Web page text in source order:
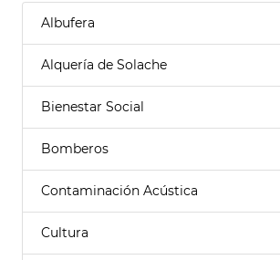
Albufera
Alquería de Solache
Bienestar Social
Bomberos
Contaminación Acústica
Cultura